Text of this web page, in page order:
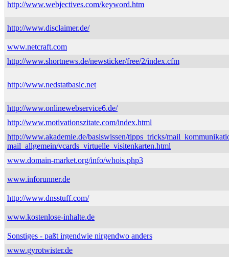
http://www.webjectives.com/keyword.htm
http://www.disclaimer.de/
www.netcraft.com
http://www.shortnews.de/newsticker/free/2/index.cfm
http://www.nedstatbasic.net
http://www.onlinewebservice6.de/
http://www.motivationszitate.com/index.html
http://www.akademie.de/basiswissen/tipps_tricks/
mail_allgemein/vcards_virtuelle_visitenkarten.html
www.domain-market.org/info/whois.php3
www.inforunner.de
http://www.dnsstuff.com/
www.kostenlose-inhalte.de
Sonstiges - paßt irgendwie nirgendwo anders
www.gyrotwister.de